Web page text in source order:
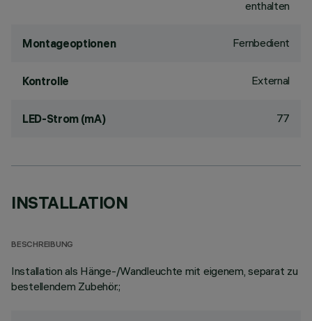
enthalten
Montageoptionen Fernbedient
Kontrolle External
LED-Strom (mA) 77
INSTALLATION
BESCHREIBUNG
Installation als Hänge-/Wandleuchte mit eigenem, separat zu
bestellendem Zubehör.;